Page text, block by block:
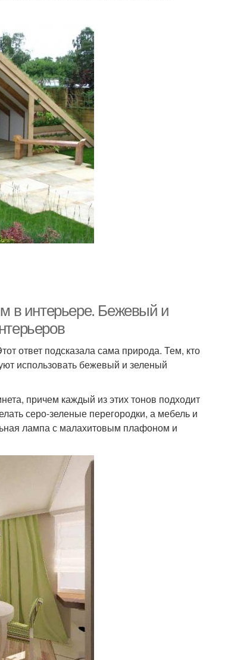
в интерьере. Бежевый и
ответ подсказала сама природа. Тем, кто
использовать бежевый и зеленый
причем каждый из этих тонов подходит
серо-зеленые перегородки, а мебель и
лампа с малахитовым плафоном и